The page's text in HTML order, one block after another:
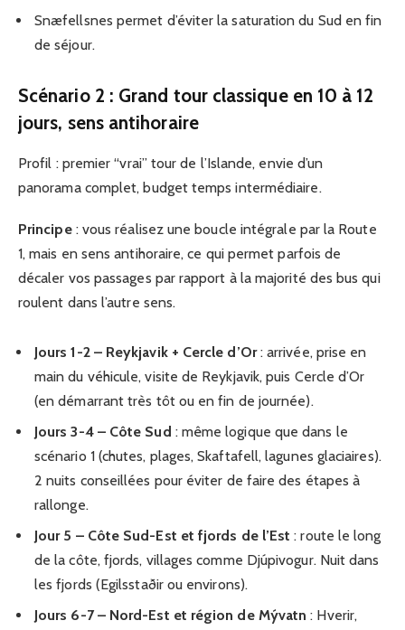
Snæfellsnes permet d’éviter la saturation du Sud en fin
de séjour.
Scénario 2 : Grand tour classique en 10 à 12
jours, sens antihoraire
Profil : premier “vrai” tour de l’Islande, envie d’un
panorama complet, budget temps intermédiaire.
Principe: vous réalisez une boucle intégrale par la Route
1, mais en sens antihoraire, ce qui permet parfois de
décaler vos passages par rapport à la majorité des bus qui
roulent dans l’autre sens.
Jours 1-2 – Reykjavik + Cercle d’Or: arrivée, prise en
main du véhicule, visite de Reykjavik, puis Cercle d’Or
(en démarrant très tôt ou en fin de journée).
Jours 3-4 – Côte Sud : même logique que dans le
scénario 1 (chutes, plages, Skaftafell, lagunes glaciaires).
2 nuits conseillées pour éviter de faire des étapes à
rallonge.
Jour 5 – Côte Sud-Est et fjords de l’Est : route le long
de la côte, fjords, villages comme Djúpivogur. Nuit dans
les fjords (Egilsstaðir ou environs).
Jours 6-7 – Nord-Est et région de Mývatn : Hverir,